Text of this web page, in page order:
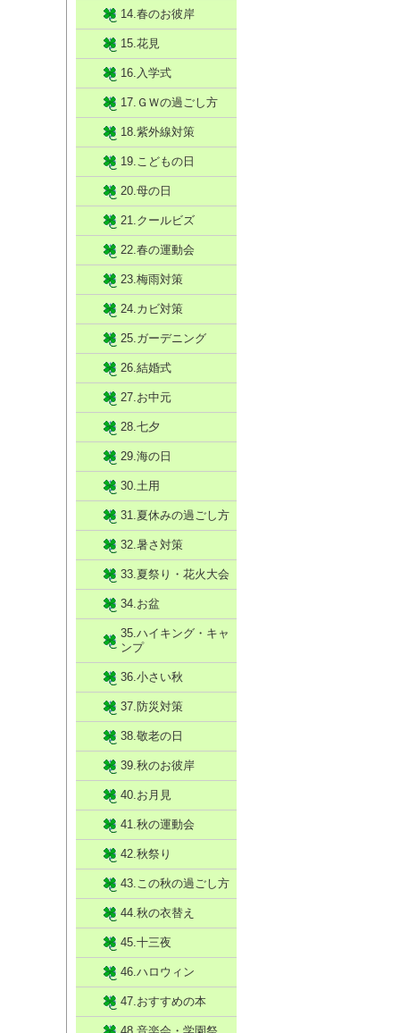
14.春のお彼岸
15.花見
16.入学式
17.ＧＷの過ごし方
18.紫外線対策
19.こどもの日
20.母の日
21.クールビズ
22.春の運動会
23.梅雨対策
24.カビ対策
25.ガーデニング
26.結婚式
27.お中元
28.七夕
29.海の日
30.土用
31.夏休みの過ごし方
32.暑さ対策
33.夏祭り・花火大会
34.お盆
35.ハイキング・キャ
ンプ
36.小さい秋
37.防災対策
38.敬老の日
39.秋のお彼岸
40.お月見
41.秋の運動会
42.秋祭り
43.この秋の過ごし方
44.秋の衣替え
45.十三夜
46.ハロウィン
47.おすすめの本
48.音楽会・学園祭